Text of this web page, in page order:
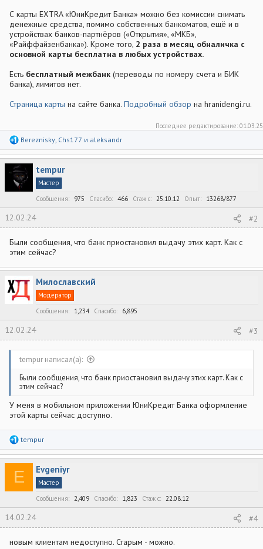
С карты EXTRA «ЮниКредит Банка» можно без комиссии снимать
денежные средства, помимо собственных банкоматов, ещё и в
устройствах банков-партнёров («Открытия», «МКБ»,
«Райффайзенбанка»). Кроме того, 2 раза в месяц обналичка с
основной карты бесплатна в любых устройствах.
Есть бесплатный межбанк (переводы по номеру счета и БИК
банка), лимитов нет.
Страница карты на сайте банка. Подробный обзор на hranidengi.ru.
Последнее редактирование: 01.03.25
Р
а
к
ц
и
и
Bereznisky Chs177 и aleksandr
tempur
Мастер
Сообщения
975 Спасибо 466 Стаж c 25.10.12 Опыт 13268/877
12.02.24 #2
Были сообщения, что банк приостановил выдачу этих карт. Как с
этим сейчас?
Милославский
Модератор
Сообщения
1,234 Спасибо 6,895
12.02.24 #3
tempur написал(а):
Были сообщения, что банк приостановил выдачу этих карт. Как с
этим сейчас?
У меня в мобильном приложении ЮниКредит Банка оформление
этой карты сейчас доступно.
Р
а
к
ц
и
tempur
E Evgeniyr
Мастер
Сообщения
2,409 Спасибо 1,823 Стаж c 22.08.12
14.02.24 #4
новым клиентам недоступно. Старым - можно.